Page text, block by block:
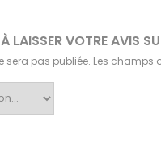
À LAISSER VOTRE
sera pas publiée. Les champs